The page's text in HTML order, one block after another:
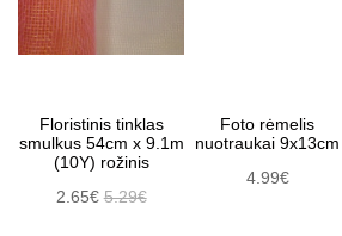
Floristinis tinklas
smulkus 54cm x 9.1m
(10Y) rožinis
2.65€5.29€
Foto rėmelis
nuotraukai 9x13cm
4.99€